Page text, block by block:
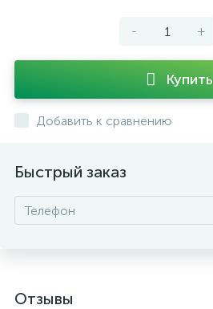
- +
Купить
Добавить к сравнению
Быстрый заказ
Отзывы